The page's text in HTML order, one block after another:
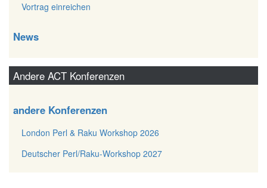
Vortrag einreichen
News
Andere ACT Konferenzen
andere Konferenzen
London Perl & Raku Workshop 2026
Deutscher Perl/Raku-Workshop 2027